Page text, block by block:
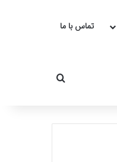
تماس با ما
جستجو برای